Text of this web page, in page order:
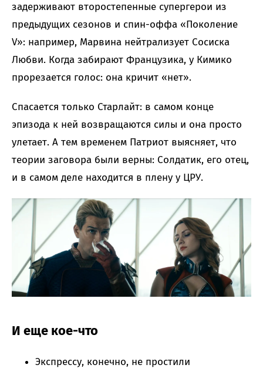
задерживают второстепенные супергерои из
предыдущих сезонов и спин-оффа «Поколение
V»: например, Марвина нейтрализует Сосиска
Любви. Когда забирают Французика, у Кимико
прорезается голос: она кричит «нет».
Спасается только Старлайт: в самом конце
эпизода к ней возвращаются силы и она просто
улетает. А тем временем Патриот выясняет, что
теории заговора были верны: Солдатик, его отец,
и в самом деле находится в плену у ЦРУ.
И еще кое-что
Экспрессу, конечно, не простили